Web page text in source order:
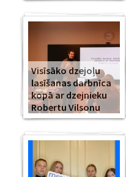
Visīsāko dzejoļu
lasīšanas darbnīca
kopā ar dzejnieku
Robertu Vilsonu